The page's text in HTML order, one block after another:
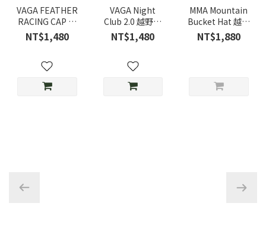
VAGA FEATHER
RACING CAP 越
野競技小帽-鼠尾
草綠
NT$1,480
VAGA Night
Club 2.0 越野性
能小帽 黑/橘反
光-D3限定色
NT$1,480
MMA Mountain
Bucket Hat 越野
漁夫帽 黑
MMA23-11
NT$1,880